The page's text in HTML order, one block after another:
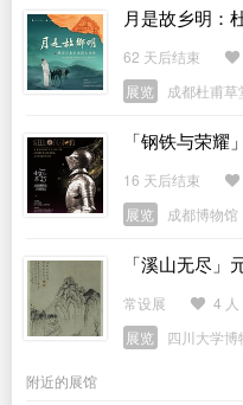
月是故乡明：
62 天后结束
展览
成都杜甫草
「钢铁与荣
物展
16 天后结束
展览
成都博物馆
「溪山无尽」
常设展 4 人
展览
四川大学博
附近的展馆